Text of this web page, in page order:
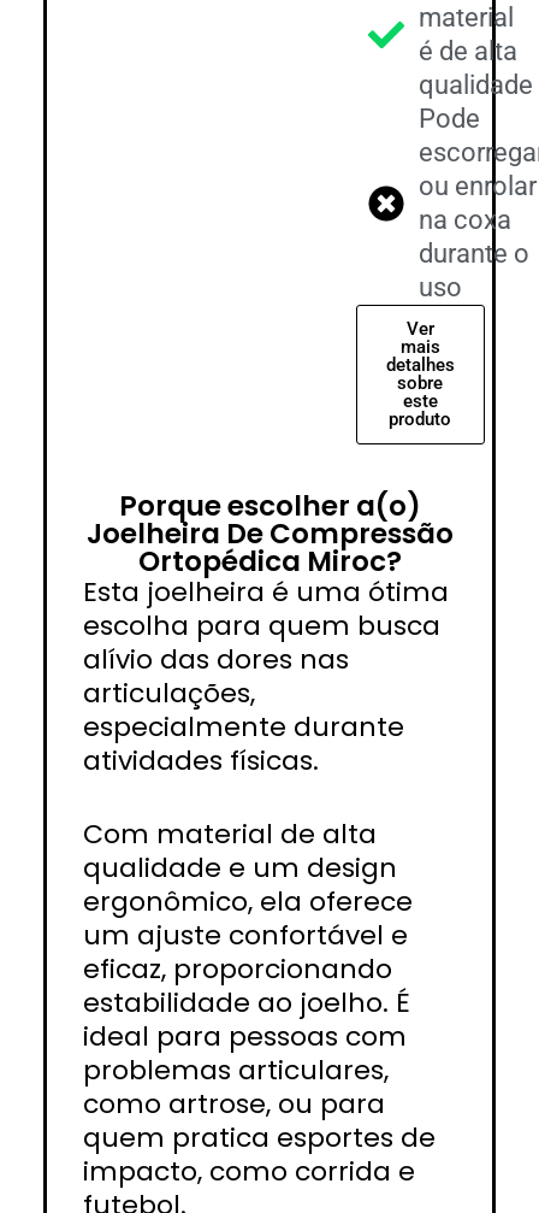
material
é de alta
qualidade
Pode
ou enrolar
na coxa
durante o
uso
Ver
mais
detalhes
sobre
este
produto
Porque escolher a(o)
Joelheira De Compressão
Ortopédica Miroc?
Esta joelheira é uma ótima
escolha para quem busca
alívio das dores nas
articulações,
especialmente durante
atividades físicas.
Com material de alta
qualidade e um design
ergonômico, ela oferece
um ajuste confortável e
eficaz, proporcionando
estabilidade ao joelho. É
ideal para pessoas com
problemas articulares,
como artrose, ou para
quem pratica esportes de
impacto, como corrida e
futebol.